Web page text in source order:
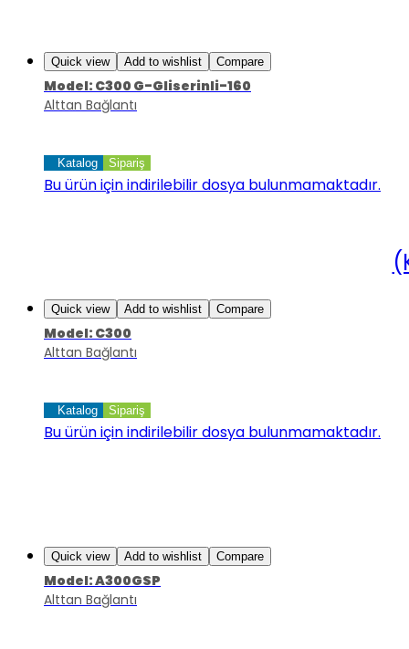
Quick view Add to wishlist Compare
Model: C300 G-Gliserinli-160
Alttan Bağlantı
Katalog Sipariş
Bu ürün için indirilebilir dosya bulunmamaktadır.
Quick view Add to wishlist Compare
Model: C300
Alttan Bağlantı
Katalog Sipariş
Bu ürün için indirilebilir dosya bulunmamaktadır.
Quick view Add to wishlist Compare
Model: A300GSP
Alttan Bağlantı